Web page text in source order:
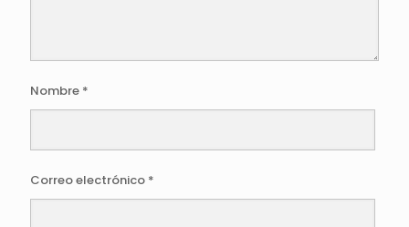
Nombre *
Correo electrónico *